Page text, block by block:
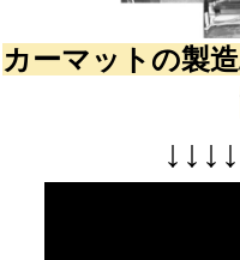
カーマットの製
↓ ↓ ↓ ↓